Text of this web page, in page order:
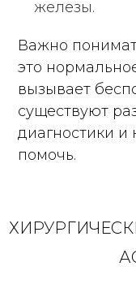
железы.
Важно
это
вызывает
существуют
диагностики и
помочь.